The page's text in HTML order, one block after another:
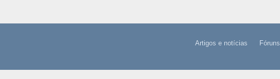
Artigos e notícias Fóruns